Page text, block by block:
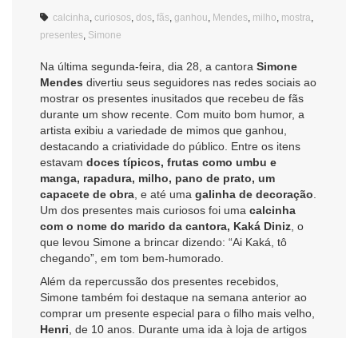
calcinha curiosos dos fãs ganhou Mendes milho mostra
presentes Simone
Na última segunda-feira, dia 28, a cantora Simone
Mendes divertiu seus seguidores nas redes sociais ao
mostrar os presentes inusitados que recebeu de fãs
durante um show recente. Com muito bom humor, a
artista exibiu a variedade de mimos que ganhou,
destacando a criatividade do público. Entre os itens
estavam doces típicos, frutas como umbu e
manga, rapadura, milho, pano de prato, um
capacete de obra , e até uma galinha de decoração
Um dos presentes mais curiosos foi uma calcinha
com o nome do marido da cantora, Kaká Diniz , o
que levou Simone a brincar dizendo: “Ai Kaká, tô
chegando”, em tom bem-humorado.
Além da repercussão dos presentes recebidos,
Simone também foi destaque na semana anterior ao
comprar um presente especial para o filho mais velho,
Henri , de 10 anos. Durante uma ida à loja de artigos